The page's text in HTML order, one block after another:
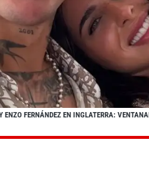
FERNÁNDEZ EN INGLATERRA: